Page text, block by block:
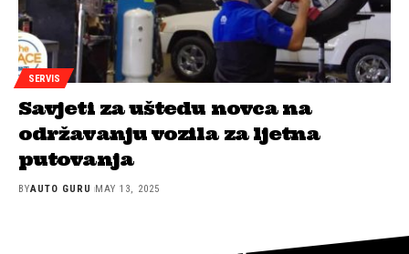
SERVIS
Savjeti za uštedu novca na
održavanju vozila za ljetna
putovanja
BYAUTO GURU MAY 13, 2025